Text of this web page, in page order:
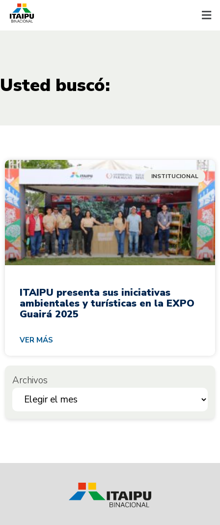
Usted buscó:
INSTITUCIONAL
ITAIPU presenta sus iniciativas
ambientales y turísticas en la EXPO
Guairá 2025
VER MÁS
Archivos